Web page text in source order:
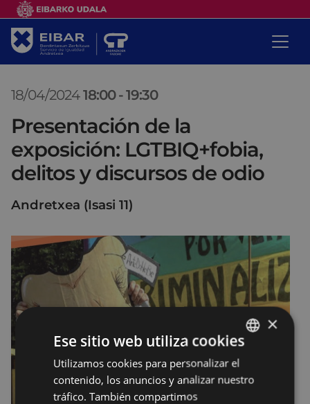
18/04/2024 18:00 -19:30
Presentación de la
exposición: LGTBIQ+fobia,
delitos y discursos de odio
Andretxea (Isasi 11)
BASQUE
SPANISH
×
Ese sitio web utiliza cookies
Utilizamos cookies para personalizar el
contenido, los anuncios y analizar nuestro
tráfico. También compartimos